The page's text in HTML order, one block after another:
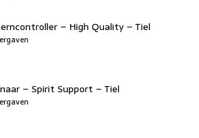
– High Quality – Tiel
– Spirit Support – Tiel